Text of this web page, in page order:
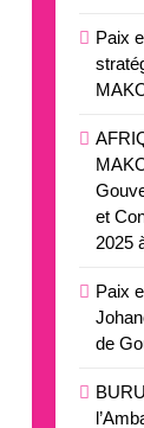
Paix
et
2025
Paix
de